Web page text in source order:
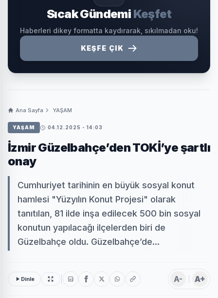
Sıcak Gündemi Keşfet
Haberleri dikey formatta kaydırarak, sıkılmadan oku!
KEŞFE ÇIK
Ana Sayfa YAŞAM
YAŞAM 04.12.2025 - 14:03
İzmir Güzelbahçe’den TOKİ’ye şartlı
onay
Cumhuriyet tarihinin en büyük sosyal konut
hamlesi "Yüzyılın Konut Projesi" olarak
tanıtılan, 81 ilde inşa edilecek 500 bin sosyal
konutun yapılacağı ilçelerden biri de
Güzelbahçe oldu. Güzelbahçe’de...
Dinle A- A+